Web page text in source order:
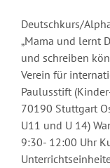
Deutschkurs/
„Mama und lernt
und schreiben
Verein für
Paulusstift
70190 Stuttgart
U11 und U 14)
9:30- 12:00 Uhr